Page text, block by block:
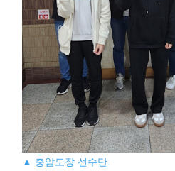
▲ 충암도장 선수단.